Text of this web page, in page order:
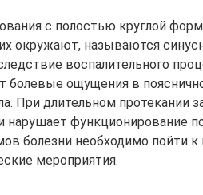
с полостью круглой
окружают, называются
воспалительного
болевые ощущения в
При длительном протекании
нарушает функционирование
болезни необходимо пойти к
мероприятия.